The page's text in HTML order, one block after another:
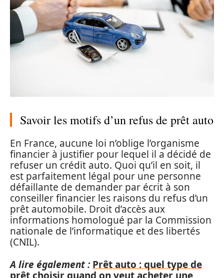
Savoir les motifs d’un refus de prêt auto
En France, aucune loi n’oblige l’organisme
financier à justifier pour lequel il a décidé de
refuser un crédit auto. Quoi qu’il en soit, il
est parfaitement légal pour une personne
défaillante de demander par écrit à son
conseiller financier les raisons du refus d’un
prêt automobile. Droit d’accès aux
informations homologué par la Commission
nationale de l’informatique et des libertés
(CNIL).
A lire également : Prêt auto : quel type de